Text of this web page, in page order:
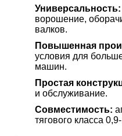
Универсальность:
ворошение,
валков.
Повышенная
условия для
машин.
Простая
и обслуживание.
Совместимость:
тягового класса